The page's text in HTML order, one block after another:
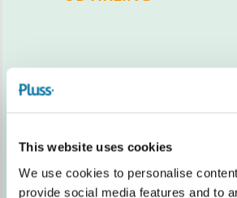
This website uses cookies
We use cookies to personalise
provide social media features and to
ORGANISATIONS-